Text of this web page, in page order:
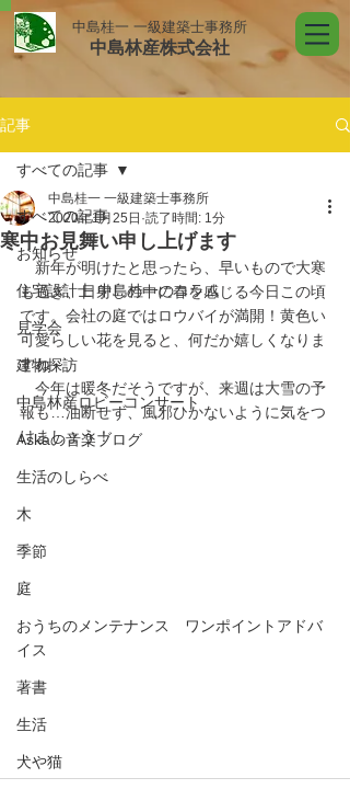
中島桂一 一級建築士事務所
中島林産株式会社
記事
すべての記事
お知らせ
住宅設計士 中島桂一のコラム
見学会
建物探訪
中島林産ロビーコンサート
Askaの音楽ブログ
生活のしらべ
木
季節
庭
おうちのメンテナンス ワンポイントアドバ
イス
著書
生活
犬や猫
すべての記事
寒中お見舞い申し上げます
中島桂一 一級建築士事務所
2020年1月25日 読了時間: 1分
新年が明けたと思ったら、早いもので大寒
も過ぎ、日射しの中に春を感じる今日この頃
です。会社の庭ではロウバイが満開！黄色い
可愛らしい花を見ると、何だか嬉しくなりま
すね～
今年は暖冬だそうですが、来週は大雪の予
報も…油断せず、風邪ひかないように気をつ
けましょう！